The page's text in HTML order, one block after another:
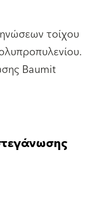
τοίχου
Baumit